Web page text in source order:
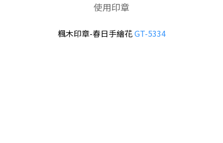
使用印章
楓木印章-春日手繪花GT-5334